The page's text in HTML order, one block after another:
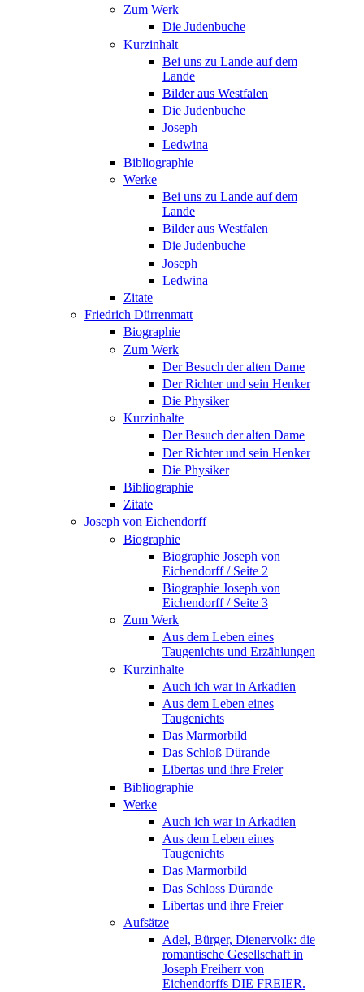
Zum Werk
Die Judenbuche
Kurzinhalt
Bei uns zu Lande auf dem
Lande
Bilder aus Westfalen
Die Judenbuche
Joseph
Ledwina
Bibliographie
Werke
Bei uns zu Lande auf dem
Lande
Bilder aus Westfalen
Die Judenbuche
Joseph
Ledwina
Zitate
Friedrich Dürrenmatt
Biographie
Zum Werk
Der Besuch der alten Dame
Der Richter und sein Henker
Die Physiker
Kurzinhalte
Der Besuch der alten Dame
Der Richter und sein Henker
Die Physiker
Bibliographie
Zitate
Joseph von Eichendorff
Biographie
Biographie Joseph von
Eichendorff / Seite 2
Biographie Joseph von
Eichendorff / Seite 3
Zum Werk
Aus dem Leben eines
Taugenichts und Erzählungen
Kurzinhalte
Auch ich war in Arkadien
Aus dem Leben eines
Taugenichts
Das Marmorbild
Das Schloß Dürande
Libertas und ihre Freier
Bibliographie
Werke
Auch ich war in Arkadien
Aus dem Leben eines
Taugenichts
Das Marmorbild
Das Schloss Dürande
Libertas und ihre Freier
Aufsätze
Adel, Bürger, Dienervolk: die
romantische Gesellschaft in
Joseph Freiherr von
Eichendorffs DIE FREIER.